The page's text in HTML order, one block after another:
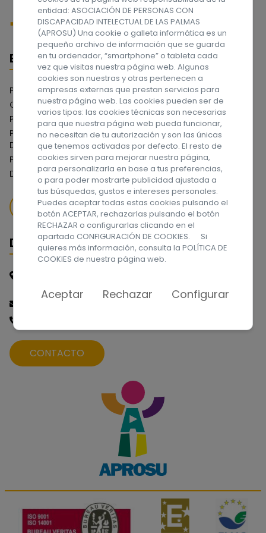
Enlaces
Política de privacidad
Compromiso con la Protección de Datos
Política de cookies
Política del Sistema Interno de Información Canal de
Denuncias
Política de Serguidad de la Información
Declaración de Accesibilidad Web
QUIERO DONAR
Datos de contacto
info@aprosu.com
CONTACTO
entidad: ASOCIACIÓN DE PERSONAS CON
DISCAPACIDAD INTELECTUAL DE LAS PALMAS
(APROSU) Una cookie o galleta informática es un
pequeño archivo de información que se guarda
en tu ordenador, “smartphone” o tableta cada
vez que visitas nuestra página web. Algunas
cookies son nuestras y otras pertenecen a
empresas externas que prestan servicios para
nuestra página web. Las cookies pueden ser de
varios tipos: las cookies técnicas son necesarias
para que nuestra página web pueda funcionar,
no necesitan de tu autorización y son las únicas
que tenemos activadas por defecto. El resto de
cookies sirven para mejorar nuestra página,
para personalizarla en base a tus preferencias,
o para poder mostrarte publicidad ajustada a
tus búsquedas, gustos e intereses personales.
Puedes aceptar todas estas cookies pulsando el
botón ACEPTAR, rechazarlas pulsando el botón
RECHAZAR o configurarlas clicando en el
apartado CONFIGURACIÓN DE COOKIES. Si
quieres más información, consulta laPOLÍTICA DE
COOKIES de nuestra página web.
Aceptar Rechazar Configurar